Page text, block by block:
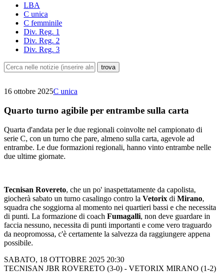
LBA
C unica
C femminile
Div. Reg. 1
Div. Reg. 2
Div. Reg. 3
16 ottobre 2025C unica
Quarto turno agibile per entrambe sulla carta
Quarta d'andata per le due regionali coinvolte nel campionato di
serie C, con un turno che pare, almeno sulla carta, agevole ad
entrambe. Le due formazioni regionali, hanno vinto entrambe nelle
due ultime giornate.
Tecnisan Rovereto, che un po' inaspettatamente da capolista,
giocherà sabato un turno casalingo contro la Vetorix di Mirano,
squadra che soggiorna al momento nei quartieri bassi e che necessita
di punti. La formazione di coach Fumagalli, non deve guardare in
faccia nessuno, necessita di punti importanti e come vero traguardo
da neopromossa, c'è certamente la salvezza da raggiungere appena
possibile.
SABATO, 18 OTTOBRE 2025 20:30
TECNISAN JBR ROVERETO (3-0) - VETORIX MIRANO (1-2)